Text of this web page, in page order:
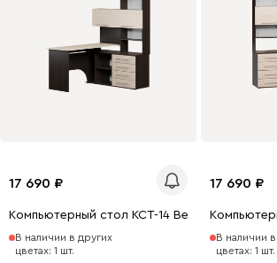
17 690
Компьютерный стол КСТ-14 Венге/Беленый
В наличии в других
цветах: 1 шт.
17 690
В наличии в
цветах: 1 шт.